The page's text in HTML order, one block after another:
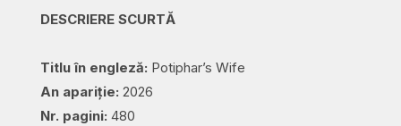
quantity
DESCRIERE SCURTĂ
Titlu în engleză: Potiphar’s Wife
An apariție: 2026
Nr. pagini: 480